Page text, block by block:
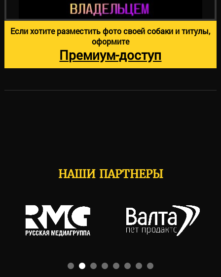
Если хотите разместить фото своей собаки и титулы,
оформите
Премиум-доступ
НАШИ ПАРТНЕРЫ